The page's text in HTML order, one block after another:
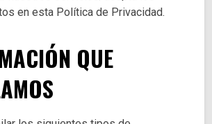
en esta Política de Privacidad.
QUE